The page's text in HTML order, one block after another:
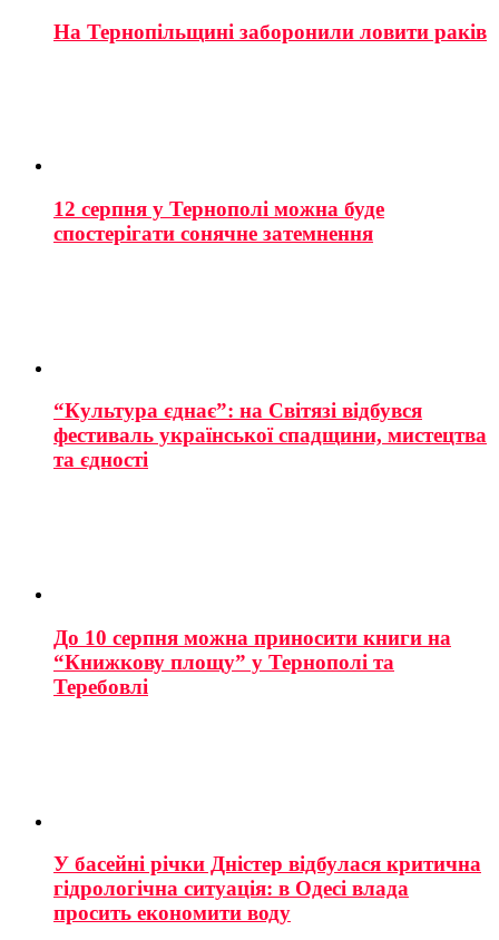
На Тернопільщині заборонили ловити раків
12 серпня у Тернополі можна буде
спостерігати сонячне затемнення
“Культура єднає”: на Світязі відбувся
фестиваль української спадщини, мистецтва
та єдності
До 10 серпня можна приносити книги на
“Книжкову площу” у Тернополі та
Теребовлі
У басейні річки Дністер відбулася критична
гідрологічна ситуація: в Одесі влада
просить економити воду